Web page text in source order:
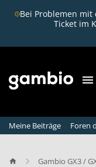
Bei Problemen
Ticket im
Meine Beiträge Foren
Gambio GX3 /